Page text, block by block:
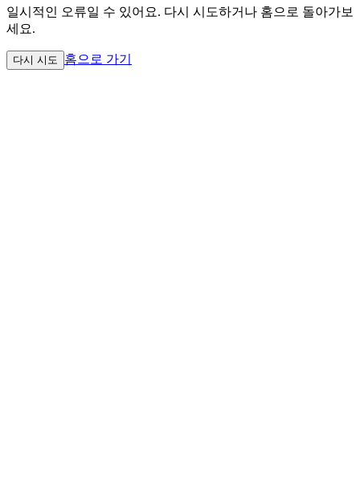
일시적인 오류일 수 있어요. 다시 시도하거나 홈으로 돌아가보
세요.
다시 시도 홈으로 가기